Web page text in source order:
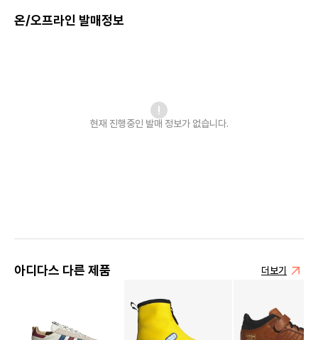
온/오프라인 발매정보
현재 진행중인 발매 정보가 없습니다.
아디다스 다른 제품 더보기